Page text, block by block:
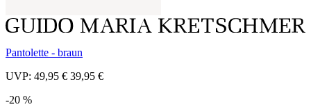
Pantolette - braun
UVP: 49,95 € 39,95 €
-20 %